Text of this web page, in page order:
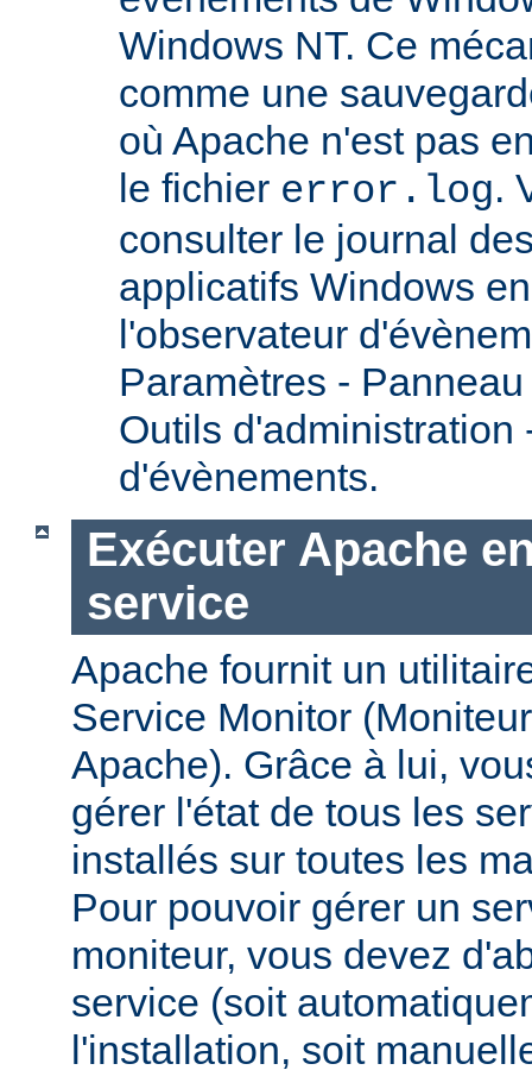
Windows NT. Ce
comme une
où Apache n'est pas
le fichier error.log.
consulter le journal
applicatifs Windows
l'observateur
Paramètres -
Outils d'administration
d'évènements.
Exécuter Apache
service
Apache fournit un
Service Monitor
Apache). Grâce à lui,
gérer l'état de tous les
installés sur toutes les
Pour pouvoir gérer un
moniteur, vous devez
service (soit
l'installation, soit